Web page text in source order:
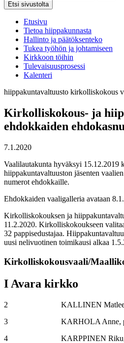
Etsi sivustolta
Etusivu
Tietoa hiippakunnasta
Hallinto ja päätöksenteko
Tukea työhön ja johtamiseen
Kirkkoon töihin
Tulevaisuusprosessi
Kalenteri
hiippakuntavaltuusto kirkolliskokous
Kirkolliskokous- ja
ehdokkaiden
7.1.2020
Vaalilautakunta hyväksyi 15.12.2019
hiippakuntavaltuuston jäsenten
numerot ehdokkaille.
Ehdokkaiden vaaligalleria avataan
Kirkolliskokouksen ja
11.2.2020. Kirkolliskokoukseen
32 pappisedustajaa.
uusi nelivuotinen toimikausi alkaa
Kirkolliskokousvaali/
I Avara kirkko
2 KALLINEN Matleena,
3 KARHOLA Anne, pari- ja
4 KARPPINEN Riku,